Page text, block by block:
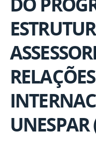
RELAÇÕES
UNESPAR